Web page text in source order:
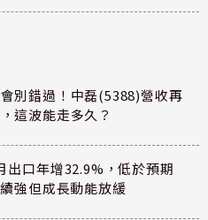
別錯過！中磊(5388)營收再
這波能走多久？
出口年增32.9%，低於預期
強但成長動能放緩